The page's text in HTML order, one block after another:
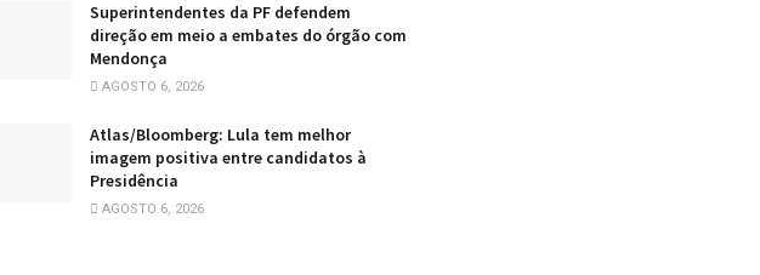
Superintendentes da PF defendem
direção em meio a embates do órgão com
Mendonça
AGOSTO 6, 2026
Atlas/Bloomberg: Lula tem melhor
imagem positiva entre candidatos à
Presidência
AGOSTO 6, 2026